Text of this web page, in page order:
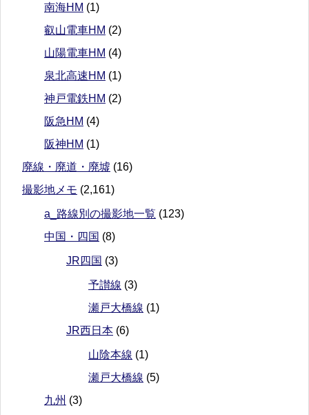
南海HM (1)
叡山電車HM (2)
山陽電車HM (4)
泉北高速HM (1)
神戸電鉄HM (2)
阪急HM (4)
阪神HM (1)
廃線・廃道・廃墟 (16)
撮影地メモ (2,161)
a_路線別の撮影地一覧 (123)
中国・四国 (8)
JR四国 (3)
予讃線 (3)
瀬戸大橋線 (1)
JR西日本 (6)
山陰本線 (1)
瀬戸大橋線 (5)
九州 (3)